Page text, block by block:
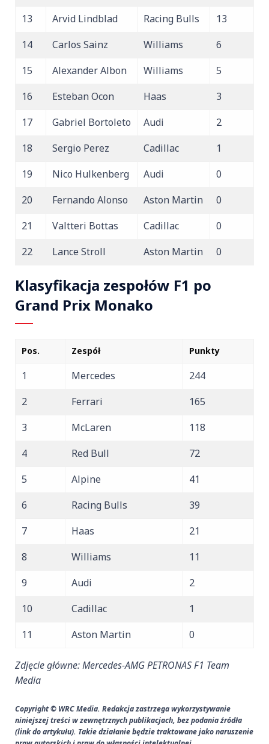
13
Arvid Lindblad Racing Bulls
13
14
Carlos Sainz Williams
6
15
Alexander Albon Williams
5
16
Esteban Ocon Haas
3
17
Gabriel Bortoleto Audi
2
18
Sergio Perez Cadillac
1
19
Nico Hulkenberg Audi
0
20
Fernando Alonso Aston Martin
0
21
Valtteri Bottas Cadillac
0
22
Lance Stroll Aston Martin 0
Klasyfikacja zespołów F1 po
Grand Prix Monako
Pos. Zespół Punkty
1 Mercedes
244
2
Ferrari
165
3
McLaren
118
4
Red Bull
72
5
Alpine
41
6
Racing Bulls
39
7
Haas
21
8
Williams
11
9
Audi
2
10
Cadillac
1
11
Aston Martin 0
Zdjęcie główne: Mercedes-AMG PETRONAS F1 Team
Media
Copyright © WRC Media. Redakcja zastrzega wykorzystywanie
niniejszej treści w zewnętrznych publikacjach, bez podania źródła
(link do artykułu). Takie działanie będzie traktowane jako naruszenie